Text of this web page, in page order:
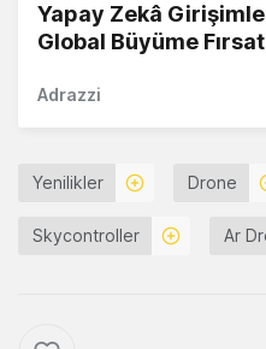
Yapay Zekâ
Global Büyüme
Adrazzi
Yenilikler Drone
Skycontroller Ar